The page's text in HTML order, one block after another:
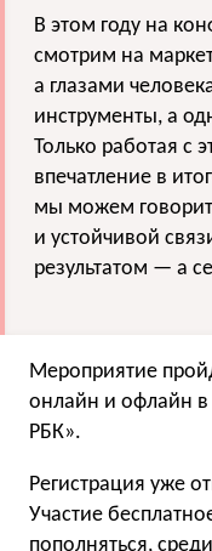
В этом году на
смотрим на
а глазами
инструменты, а
Только работая с
впечатление в
мы можем
и устойчивой
результатом — а
Мероприятие
онлайн и офлайн
РБК».
Регистрация уже
Участие
пополняться,